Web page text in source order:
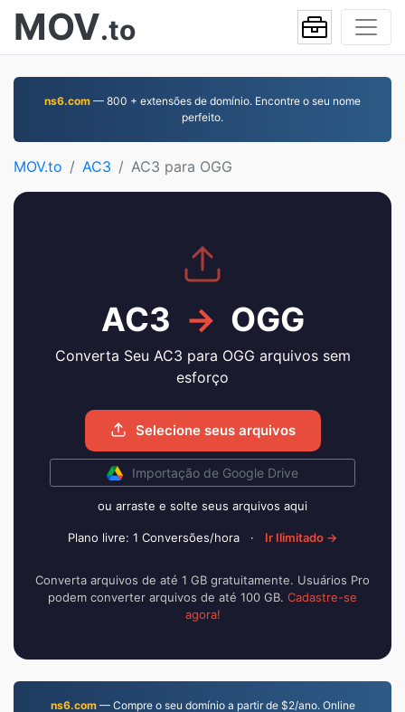
MOV.to
ns6.com — 800 + extensões de domínio. Encontre o seu nome
perfeito.
MOV.to AC3 AC3 para OGG
AC3 → OGG
Converta Seu AC3 para OGG arquivos sem
esforço
Selecione seus arquivos
Importação de Google Drive
ou arraste e solte seus arquivos aqui
Plano livre: 1 Conversões/hora · Ir Ilimitado →
Converta arquivos de até 1 GB gratuitamente. Usuários Pro
podem converter arquivos de até 100 GB. Cadastre-se
agora!
ns6.com— Compre o seu domínio a partir de $2/ano. Online